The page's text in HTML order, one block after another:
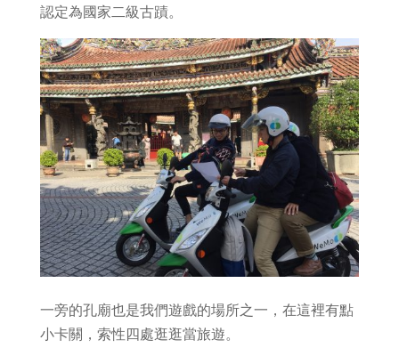
認定為國家二級古蹟。
一旁的孔廟也是我們遊戲的場所之一，在這裡有點
小卡關，索性四處逛逛當旅遊。